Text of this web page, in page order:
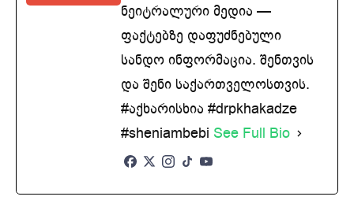
ნეიტრალური მედია —
ფაქტებზე დაფუძნებული
სანდო ინფორმაცია. შენთვის
და შენი საქართველოსთვის.
#აქხარისხია #drpkhakadze
#sheniambebi See Full Bio